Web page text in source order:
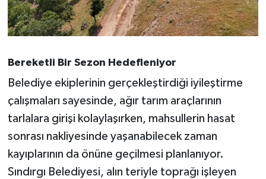
Bereketli Bir Sezon Hedefleniyor
Belediye ekiplerinin gerçekleştirdiği iyileştirme
çalışmaları sayesinde, ağır tarım araçlarının
tarlalara girişi kolaylaşırken, mahsullerin hasat
sonrası nakliyesinde yaşanabilecek zaman
kayıplarının da önüne geçilmesi planlanıyor.
Sındırgı Belediyesi, alın teriyle toprağı işleyen
TÜRKİYE